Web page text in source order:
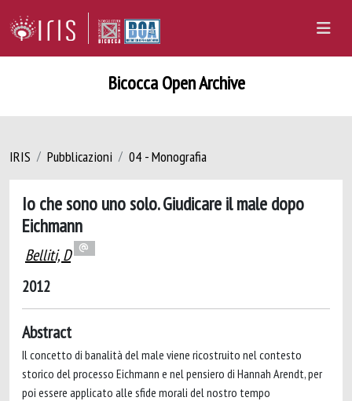
Bicocca Open Archive
IRIS Pubblicazioni 04 - Monografia
Io che sono uno solo. Giudicare il male dopo
Eichmann
Belliti, D
2012
Abstract
Il concetto di banalità del male viene ricostruito nel contesto
storico del processo Eichmann e nel pensiero di Hannah Arendt, per
poi essere applicato alle sfide morali del nostro tempo